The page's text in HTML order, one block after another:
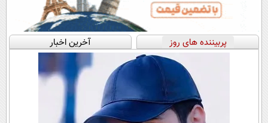
پربیننده های روز آخرین اخبار